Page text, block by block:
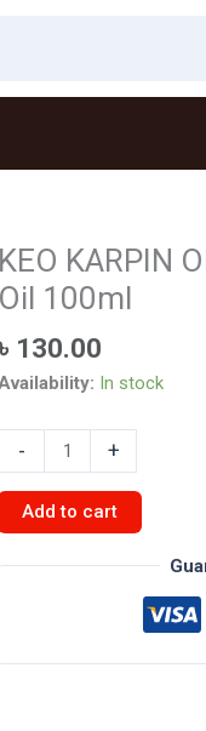
KEO KARPIN
Oil 100ml
130.00
In stock
- +
Add to cart